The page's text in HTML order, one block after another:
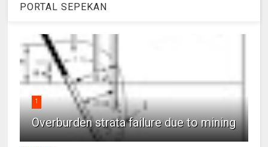
PORTAL SEPEKAN
1
Overburden strata failure due to mining